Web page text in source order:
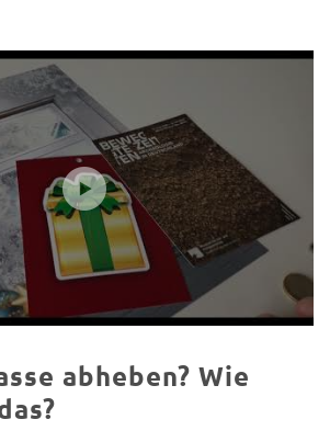
abheben? Wie